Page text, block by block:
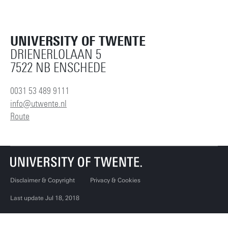
UNIVERSITY OF TWENTE
DRIENERLOLAAN 5
7522 NB ENSCHEDE
0031 53 489 9111
info@utwente.nl
Route
Disclaimer & Copyright Privacy & Cookies
Last update Jul 18, 2018